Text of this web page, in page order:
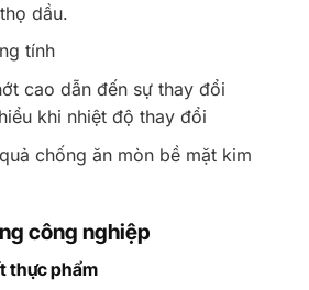
dầu.
tính
cao dẫn đến sự thay đổi
khi nhiệt độ thay đổi
chống ăn mòn bề mặt kim
công nghiệp
thực phẩm